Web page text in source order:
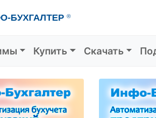
БУХГАЛТЕР ®
навигация
Купить Скачать